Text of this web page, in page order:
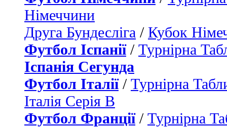
Німеччини
Друга Бундесліга / Кубок
Футбол Іспанії/ Турнірна
Іспанія Сегунда
Футбол Італії/ Турнірна
Італія Серія B
Футбол Франції/ Турнірна